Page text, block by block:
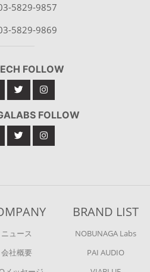
5829-9857
5829-9869
FOLLOW
FOLLOW
ニュース
会社概要
BRAND LIST
NOBUNAGA Labs
PAI AUDIO